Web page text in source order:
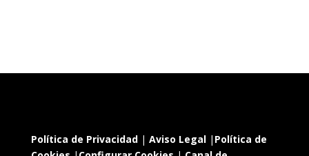
Política de Privacidad| Aviso Legal| Política de